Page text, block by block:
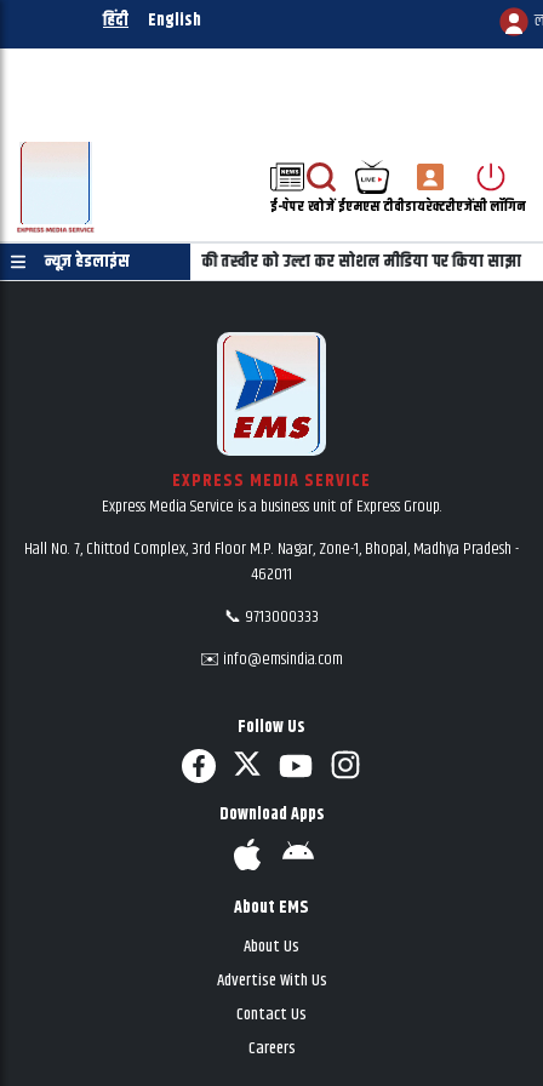
हिंदी English
ई-पेपरखोजेंईएमएस टीवीडायरेक्टरीएजेंसी लॉगिन
न्यूज़ हेडलाइंस
की जरुरत नहीं महबूबा की तस्वीर को उल्टा कर सोशल मीडिया पर किया साझा
EXPRESS MEDIA SERVICE
Express Media Service is a business unit of Express Group.
Hall No. 7, Chittod Complex, 3rd Floor M.P. Nagar, Zone-1, Bhopal, Madhya Pradesh -
462011
📞 9713000333
✉️ info@emsindia.com
Follow Us
Download Apps
About EMS
About Us
Advertise With Us
Contact Us
Careers